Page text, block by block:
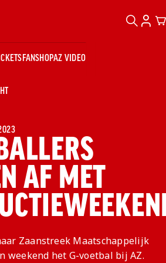
FANSHOPAZ VIDEO
AZ 1
AZ
VROUWEN
JONG AZ
FANSHOP
BUSINESS
Business
is AZ
Business
tickets
Kist
Kessler
je
NIEUWS
TEAMS
& Fans
CLUB & FANS
JEUGDOPLEIDING
ZOEKEN
AF MET
Zaanstreek Maatschappelijk
weekend het G-voetbal bij AZ.